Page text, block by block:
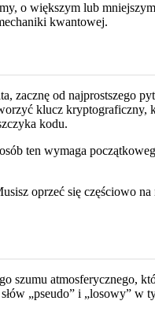
o większym lub
kwantowej.
zacznę od najprostszego
klucz kryptograficzny,
kodu.
ten wymaga
oprzeć się częściowo
szumu atmosferycznego,
„pseudo” i „losowy” w